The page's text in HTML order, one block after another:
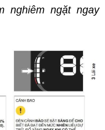
nghiêm ngặt ngay